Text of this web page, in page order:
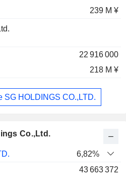
239 M ¥
22 916 000
218 M ¥
SG HOLDINGS CO.,LTD.
Co.,Ltd.
6,82%
43 663 372